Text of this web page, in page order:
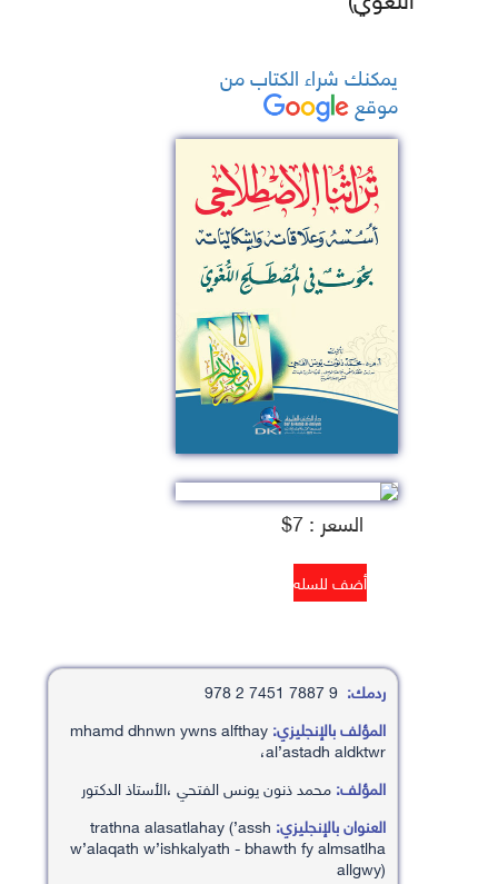
يمكنك شراء الكتاب من
موقع
السعر : 7$
ردمك:
المؤلف بالإنجليزي:mhamd dhnwn ywns alfthay
،al’astadh aldktwr
المؤلف:محمد ذنون يونس الفتحي ،الأستاذ الدكتور
العنوان بالإنجليزي: trathna alasatlahay (’assh
w’alaqath w’ishkalyath - bhawth fy almsatlha
allgwy)